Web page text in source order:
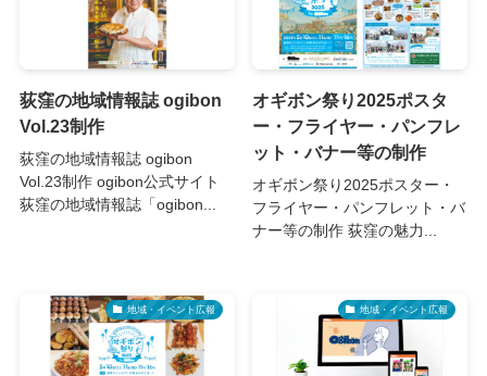
荻窪の地域情報誌 ogibon
Vol.23制作
荻窪の地域情報誌 ogibon
Vol.23制作 ogibon公式サイト
荻窪の地域情報誌「ogibon...
オギボン祭り2025ポスタ
ー・フライヤー・パンフレ
ット・バナー等の制作
オギボン祭り2025ポスター・
フライヤー・パンフレット・バ
ナー等の制作 荻窪の魅力...
地域・イベント広報 地域・イベント広報